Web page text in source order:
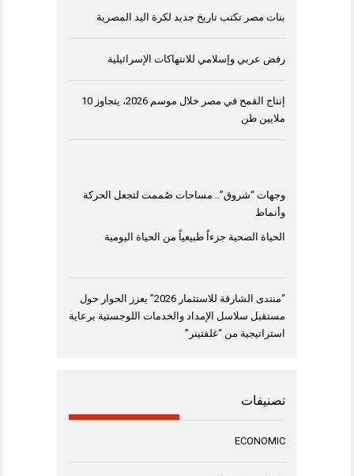
بنات مصر تكتب تاريخ جديد لكرة اليد المصرية
رفض عربي وإسلامي للانتهاكات الإسرائيلية
إنتاج القمح في مصر خلال موسم 2026، يتجاوز 10
ملايين طن
وجهات “شروق”.. مساحات صُممت لتجعل الحركة
وأنماط
الحياة الصحية جزءاً طبيعياً من الحياة اليومية
“منتدى الشارقة للاستثمار 2026” يعزز الحوار حول
مستقبل سلاسل الإمداد والخدمات اللوجستية برعاية
استراتيجية من “غلفتينر”
تصنيفات
ECONOMIC